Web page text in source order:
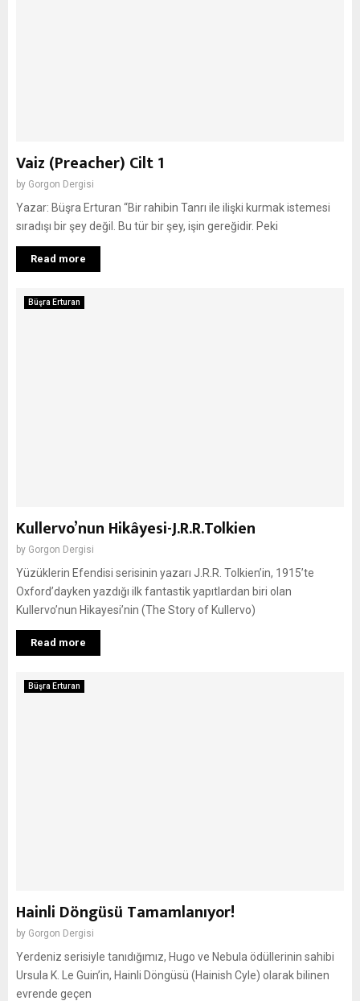
Vaiz (Preacher) Cilt 1
by Gorgon Dergisi
Yazar: Büşra Erturan “Bir rahibin Tanrı ile ilişki kurmak istemesi
sıradışı bir şey değil. Bu tür bir şey, işin gereğidir. Peki
Read more
Büşra Erturan
Kullervo’nun Hikâyesi-J.R.R.Tolkien
by Gorgon Dergisi
Yüzüklerin Efendisi serisinin yazarı J.R.R. Tolkien’in, 1915’te
Oxford’dayken yazdığı ilk fantastik yapıtlardan biri olan
Kullervo’nun Hikayesi’nin (The Story of Kullervo)
Read more
Büşra Erturan
Hainli Döngüsü Tamamlanıyor!
by Gorgon Dergisi
Yerdeniz serisiyle tanıdığımız, Hugo ve Nebula ödüllerinin sahibi
Ursula K. Le Guin’in, Hainli Döngüsü (Hainish Cyle) olarak bilinen
evrende geçen